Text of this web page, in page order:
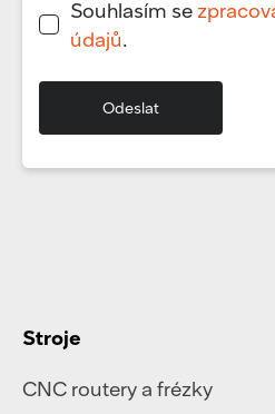
Souhlasím se
údajů.
Stroje
CNC routery a frézky